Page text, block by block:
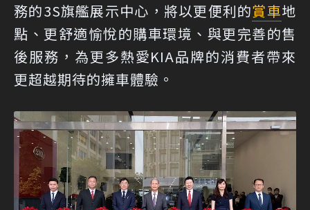
務的3S旗艦展示中心，將以更便利的賞車地
點、更舒適愉悅的購車環境、與更完善的售
後服務，為更多熱愛KIA品牌的消費者帶來
更超越期待的擁車體驗。